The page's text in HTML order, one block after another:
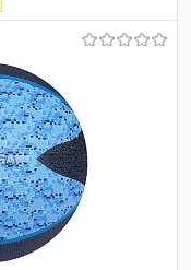
Сравнение
В наличии